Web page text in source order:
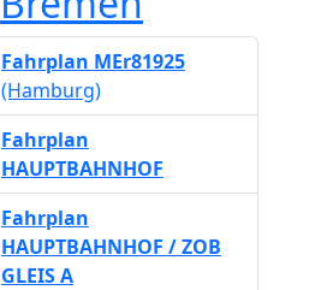
Fahrplan MEr81925
(Hamburg)
Fahrplan
HAUPTBAHNHOF
Fahrplan
HAUPTBAHNHOF / ZOB
GLEIS A